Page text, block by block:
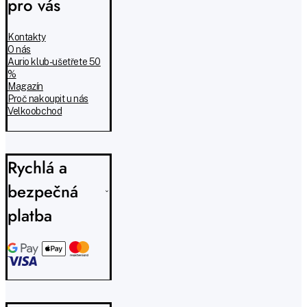
pro vás
Kontakty
O nás
Aurio klub - ušetřete 50
%
Magazín
Proč nakoupit u nás
Velkoobchod
Rychlá a
bezpečná
platba